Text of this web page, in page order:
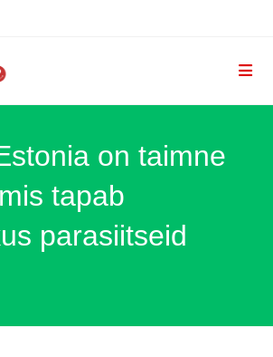
on taimne
tapab
parasiitseid